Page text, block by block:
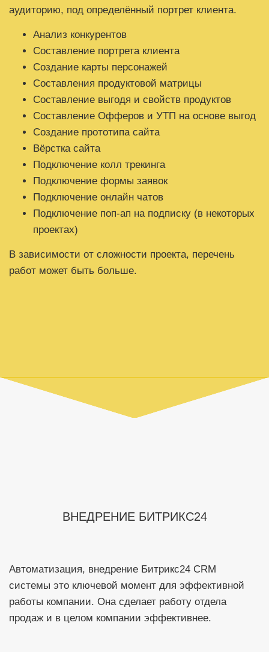
аудиторию, под определённый портрет клиента.
Анализ конкурентов
Составление портрета клиента
Создание карты персонажей
Составления продуктовой матрицы
Составление выгодя и свойств продуктов
Составление Офферов и УТП на основе выгод
Создание прототипа сайта
Вёрстка сайта
Подключение колл трекинга
Подключение формы заявок
Подключение онлайн чатов
Подключение поп-ап на подписку (в некоторых
проектах)
В зависимости от сложности проекта, перечень
работ может быть больше.
ВНЕДРЕНИЕ БИТРИКС24
Автоматизация, внедрение Битрикс24 CRM
системы это ключевой момент для эффективной
работы компании. Она сделает работу отдела
продаж и в целом компании эффективнее.